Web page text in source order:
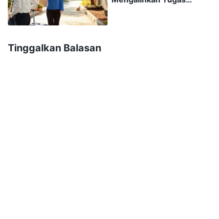
kerusakanmu harus disembuhkan, engkau
semua harus menerima semua pengaturan
Tuhan tanpa mengeluh, dan engkau semua
Tinggalkan Balasan